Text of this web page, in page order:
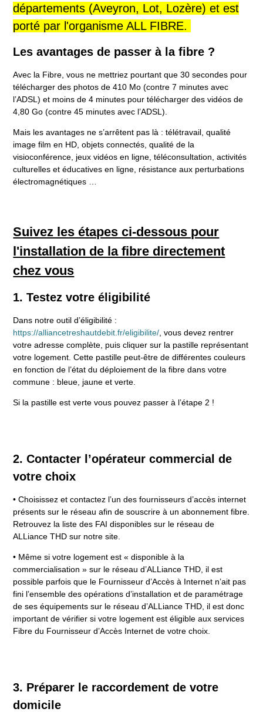
départements (Aveyron, Lot, Lozère) et est
porté par l'organisme ALL FIBRE.
Les avantages de passer à la fibre ?
Avec la Fibre, vous ne mettriez pourtant que 30 secondes pour
télécharger des photos de 410 Mo (contre 7 minutes avec
l’ADSL) et moins de 4 minutes pour télécharger des vidéos de
4,80 Go (contre 45 minutes avec l’ADSL).
Mais les avantages ne s’arrêtent pas là : télétravail, qualité
image film en HD, objets connectés, qualité de la
visioconférence, jeux vidéos en ligne, téléconsultation, activités
culturelles et éducatives en ligne, résistance aux perturbations
électromagnétiques …
Suivez les étapes ci-dessous pour
l'installation de la fibre directement
chez vous
1. Testez votre éligibilité
Dans notre outil d’éligibilité :
https://alliancetreshautdebit.fr/eligibilite/ , vous devez rentrer
votre adresse complète, puis cliquer sur la pastille représentant
votre logement. Cette pastille peut-être de différentes couleurs
en fonction de l’état du déploiement de la fibre dans votre
commune : bleue, jaune et verte.
Si la pastille est verte vous pouvez passer à l’étape 2 !
2. Contacter l’opérateur commercial de
votre choix
• Choisissez et contactez l’un des fournisseurs d’accès internet
présents sur le réseau afin de souscrire à un abonnement fibre.
Retrouvez la liste des FAI disponibles sur le réseau de
ALLiance THD sur notre site.
• Même si votre logement est « disponible à la
commercialisation » sur le réseau d’ALLiance THD, il est
possible parfois que le Fournisseur d’Accès à Internet n’ait pas
fini l’ensemble des opérations d’installation et de paramétrage
de ses équipements sur le réseau d’ALLiance THD, il est donc
important de vérifier si votre logement est éligible aux services
Fibre du Fournisseur d’Accès Internet de votre choix.
3. Préparer le raccordement de votre
domicile